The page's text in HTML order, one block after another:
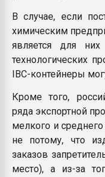
В случае, если
химическим
является для
технологических
IBC-контейнеры
Кроме того,
ряда экспортной
мелкого и
не потому, что
заказов
место), а из-за